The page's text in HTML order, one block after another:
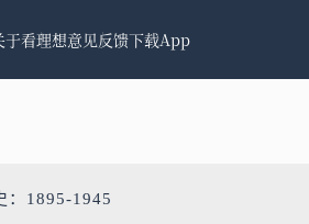
于看理想意见反馈下载App
：1895-1945